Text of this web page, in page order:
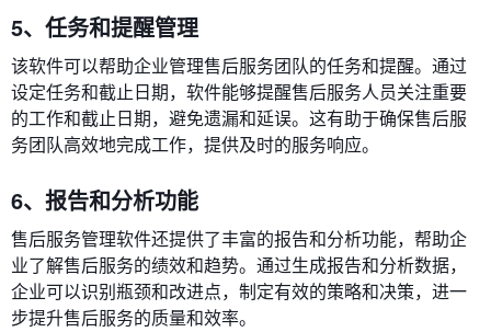
5、任务和提醒管理
该软件可以帮助企业管理售后服务团队的任务和提醒。通过
设定任务和截止日期，软件能够提醒售后服务人员关注重要
的工作和截止日期，避免遗漏和延误。这有助于确保售后服
务团队高效地完成工作，提供及时的服务响应。
6、报告和分析功能
售后服务管理软件还提供了丰富的报告和分析功能，帮助企
业了解售后服务的绩效和趋势。通过生成报告和分析数据，
企业可以识别瓶颈和改进点，制定有效的策略和决策，进一
步提升售后服务的质量和效率。